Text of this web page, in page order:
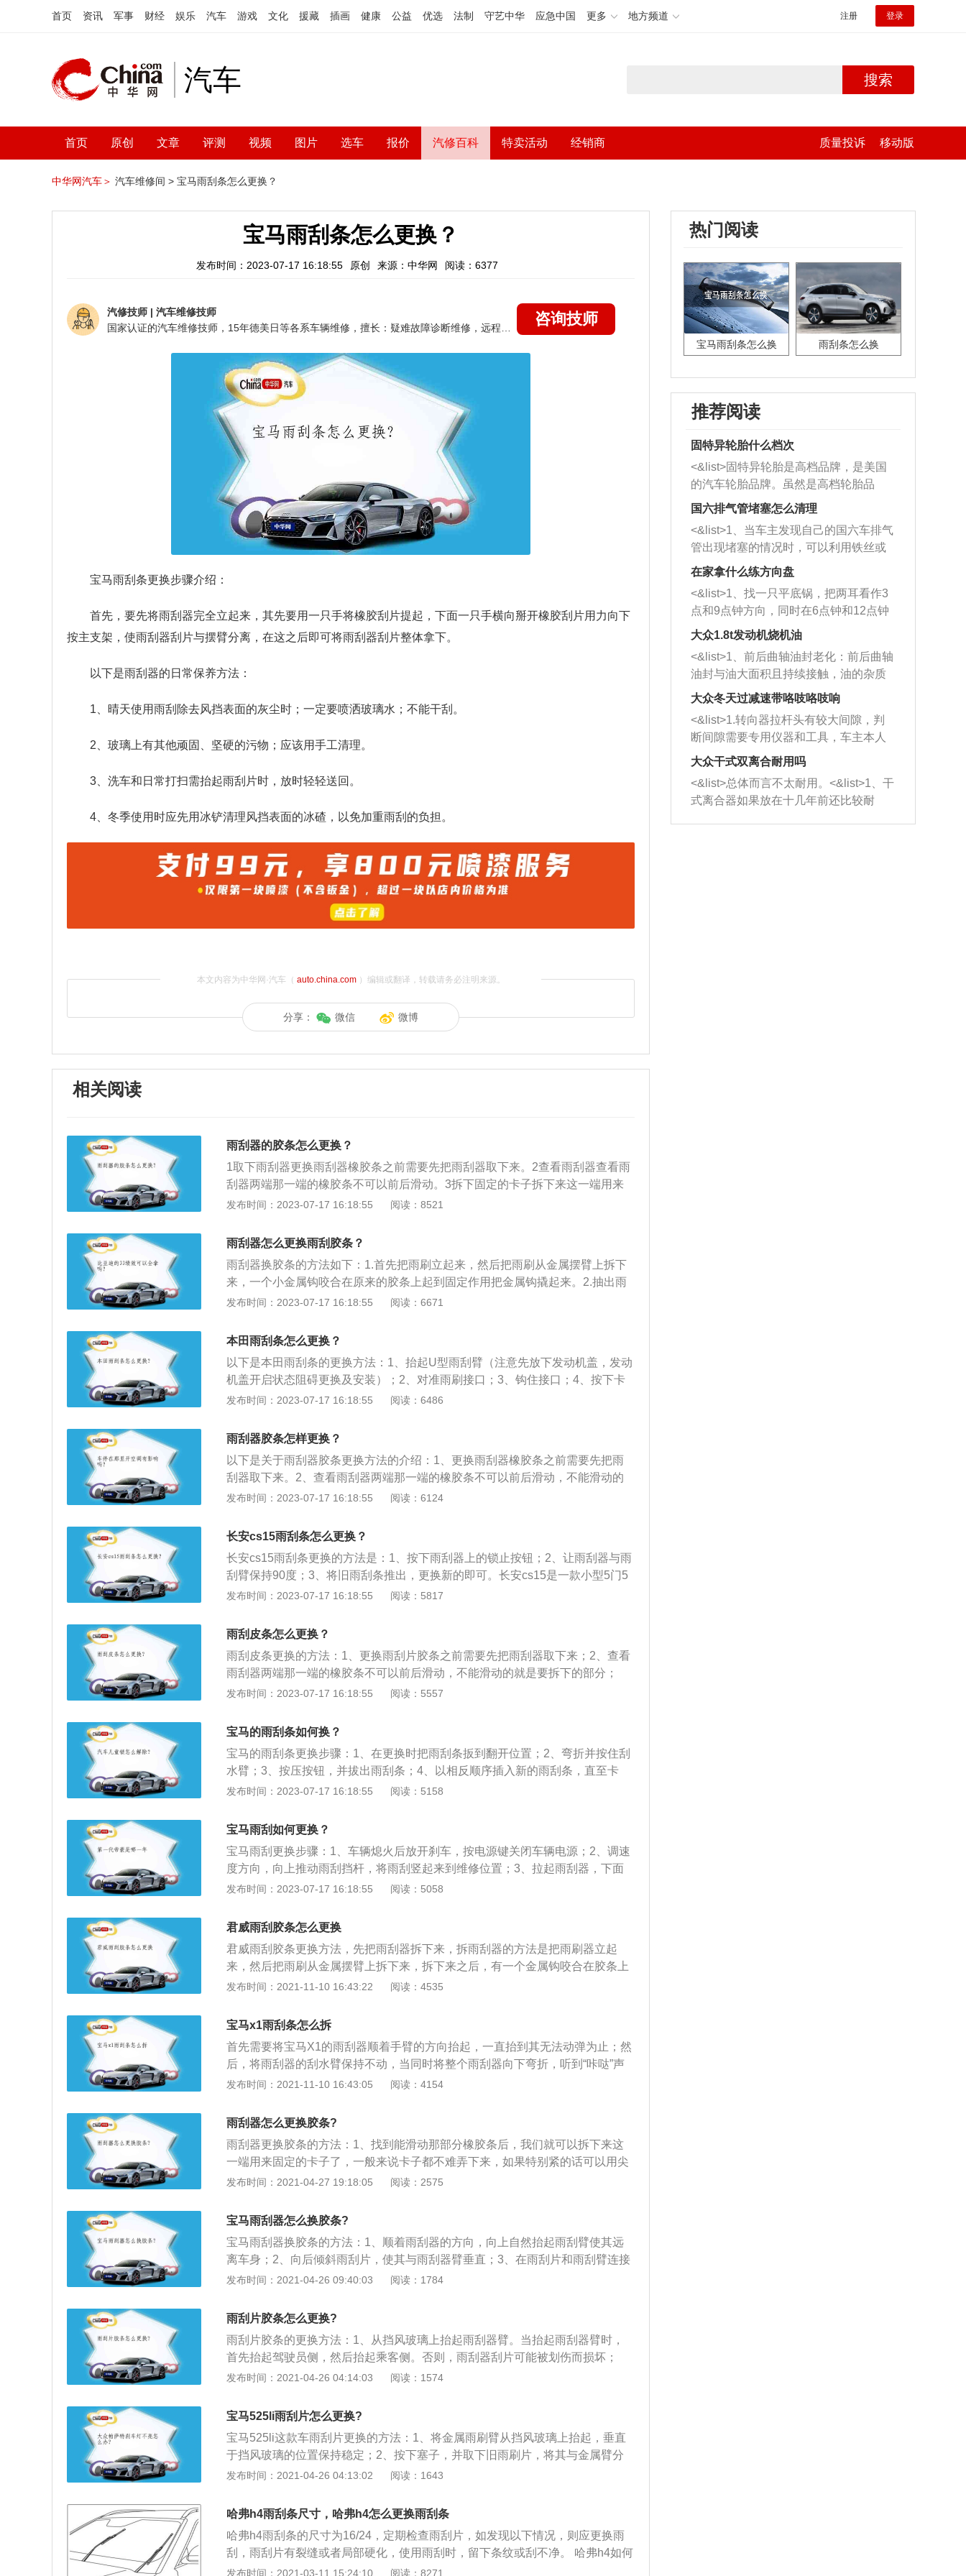
首页 资讯 军事 财经 娱乐 汽车 游戏 文化 援藏 插画 健康 公益 优选 法制 守艺中华 应急中国 更多 地方频道 注册 登录
汽车 搜索
首页 原创 文章 评测 视频 图片 选车 报价 汽修百科 特卖活动 经销商 质量投诉 移动版
中华网汽车＞ 汽车维修间 > 宝马雨刮条怎么更换？
宝马雨刮条怎么更换？
发布时间：2023-07-17 16:18:55 原创 来源：中华网 阅读：6377
汽修技师 | 汽车维修技师
咨询技师
宝马雨刮条更换步骤介绍：
首先，要先将雨刮器完全立起来，其先要用一只手将橡胶刮片提起，下面一只手横向掰开橡胶刮片用力向下
按主支架，使雨刮器刮片与摆臂分离，在这之后即可将雨刮器刮片整体拿下。
以下是雨刮器的日常保养方法：
1、晴天使用雨刮除去风挡表面的灰尘时；一定要喷洒玻璃水；不能干刮。
2、玻璃上有其他顽固、坚硬的污物；应该用手工清理。
3、洗车和日常打扫需抬起雨刮片时，放时轻轻送回。
4、冬季使用时应先用冰铲清理风挡表面的冰碴，以免加重雨刮的负担。
本文内容为中华网·汽车（ auto.china.com）编辑或翻译，转载请务必注明来源。
分享： 微信 微博
相关阅读
雨刮器的胶条怎么更换？
1取下雨刮器更换雨刮器橡胶条之前需要先把雨刮器取下来。2查看雨刮器查看雨
刮器两端那一端的橡胶条不可以前后滑动。3拆下固定的卡子拆下来这一端用来
固定的卡子。4取下胶条取下橡胶条。5安装新胶条安装新的雨刮器。
发布时间：2023-07-17 16:18:55 阅读：8521
雨刮器怎么更换雨刮胶条？
雨刮器换胶条的方法如下：1.首先把雨刷立起来，然后把雨刷从金属摆臂上拆下
来，一个小金属钩咬合在原来的胶条上起到固定作用把金属钩撬起来。2.抽出雨
刷器胶条撬开这一侧的雨刷器塑料堵头把新的胶条换上，盖上塑料堵头，夹紧金
器系统的核心。雨刮器电动机的质量要求相当高。它采用直流永磁电动机，安装
在前挡风玻璃上的雨刮器电动机一般与蜗轮蜗杆机械部分做成一体。蜗轮蜗杆机
构的作用是减速增扭，其输出轴带动四连杆机构，通过四连杆机构把连续的旋转
运动改变为左右摆动的运动。
发布时间：2023-07-17 16:18:55 阅读：6671
本田雨刮条怎么更换？
以下是本田雨刮条的更换方法：1、抬起U型雨刮臂（注意先放下发动机盖，发动
机盖开启状态阻碍更换及安装）；2、对准雨刷接口；3、钩住接口；4、按下卡
扣，完成安装；5、最后将雨刷轻轻放下，试喷水刮水看效果（不进行喷水再
时需要更换雨刮：1、挡风玻璃刮水后有多根横条纹；2、区域刮漏（这是橡胶条
老化造成）；3、抖动噪音（由于雨刮接头松动或间隙过大或角度调整不当）。
发布时间：2023-07-17 16:18:55 阅读：6486
雨刮器胶条怎样更换？
以下是关于雨刮器胶条更换方法的介绍：1、更换雨刮器橡胶条之前需要先把雨
刮器取下来。2、查看雨刮器两端那一端的橡胶条不可以前后滑动，不能滑动的
就是要拆下的部分。3、找到能滑动那部分橡胶条后，就可以拆下来这一端用来
解。4、卡子拆下来之后可以看到准备要更换的橡胶条通过一个金属扣固定在雨
刮器上面，接下来要用卡子之类的把这个金属扣撬起来，就可以取下橡胶条。
5、安装新的雨刮器橡胶条则只要按照刚才说的步骤反着进行就可以按照好，但
这里需要特别注意，固定橡胶条的金属扣一定要固定紧，否则橡胶条就会在使用
中产生位置的偏移，从而影响使用效果。
发布时间：2023-07-17 16:18:55 阅读：6124
长安cs15雨刮条怎么更换？
长安cs15雨刮条更换的方法是：1、按下雨刮器上的锁止按钮；2、让雨刮器与雨
刮臂保持90度；3、将旧雨刮条推出，更换新的即可。长安cs15是一款小型5门5
座suv，其车身尺寸是：长4135mm、宽1740mm、高1630mm，轴距为2520m
瓦，最大扭矩是145牛米，其驱动方式是前置前驱，前悬架使用了麦弗逊式独立
悬架，后悬架使用了扭力梁式非独立悬架。
发布时间：2023-07-17 16:18:55 阅读：5817
雨刮皮条怎么更换？
雨刮皮条更换的方法：1、更换雨刮片胶条之前需要先把雨刮器取下来；2、查看
雨刮器两端那一端的橡胶条不可以前后滑动，不能滑动的就是要拆下的部分；
3、找到能滑动那部分橡胶条后，就可以拆下来这一端用来固定的卡子，一般来
来之后可以看到准备要更换的橡胶条是通过一个金属扣固定在雨刮器上面的，接
下来只要用卡子之类的把这个金属扣撬起来，就可以取下橡胶条；5、安装新的
雨刮片胶条只要按照刚才说的步骤反着进行就即可，但这里需要特别注意的是，
固定橡胶条的金属扣一定要固定紧，否则橡胶条就会在使用中产生位置的偏移，
从而影响使用效果。
发布时间：2023-07-17 16:18:55 阅读：5557
宝马的雨刮条如何换？
宝马的雨刮条更换步骤：1、在更换时把雨刮条扳到翻开位置；2、弯折并按住刮
水臂；3、按压按钮，并拔出雨刮条；4、以相反顺序插入新的雨刮条，直至卡
入；5、翻回雨刮条。一般情况下每12个月检查一次雨刮片，不同车型之间的保
1、2、3系等车型。以宝马3系为例：其是宝马集团一款轿车产品，车身重量1465
千克，直列4缸汽油发动机。车身尺寸方面，宝马3系的长宽高分别为4734mm、
1811mm、1455mm。
发布时间：2023-07-17 16:18:55 阅读：5158
宝马雨刮如何更换？
宝马雨刮更换步骤：1、车辆熄火后放开刹车，按电源键关闭车辆电源；2、调速
度方向，向上推动雨刮挡杆，将雨刮竖起来到维修位置；3、拉起雨刮器，下面
垫一个毛巾或软质垫子，避免雨刮弹回打烂玻璃；4、把雨刮放平，取下旧的雨
其复位即可。更换雨刮注意事项：1、要在电源关闭的情况下操作替换雨刮；2、
拉起雨刮器后，下面要垫东西，防止玻璃被打烂。以宝马X7为例，其车身尺寸分
别为车长5163mm，车宽2000mm，车高1835mm，轴距达到3105mm。宝马X7
有xDrive40和xDrive50i两种动力配置车型，分别搭载3.0L涡轮增压直列六缸发动
机和4.4L双涡轮增压V8发动机，传动方面，均匹配8速自动变速箱和四驱系统。
发布时间：2023-07-17 16:18:55 阅读：5058
君威雨刮胶条怎么更换
君威雨刮胶条更换方法，先把雨刮器拆下来，拆雨刮器的方法是把雨刷器立起
来，然后把雨刷从金属摆臂上拆下来，拆下来之后，有一个金属钩咬合在胶条上
起固定作用，把金属钩翘起来，抽出雨刷胶条，再把雨刷器塑料堵头撬开，把新
器。雨刮胶条的品牌有博世、3M、法雷奥和卡卡等品牌，大品牌质量会相对好一
些。雨刮器采用的材料是PPO，它耐高温、热稳定性好、可长期在-127到120的
高温下使用，胶条采用的是丁晴，它的特性是耐热、耐油、耐磨、耐老化等，它
的性能比天然橡胶更好，更实用。雨刮的好坏很大程度上取决于它的胶条，好的
胶条是纯天然的硅胶做原料，很多次品都是一些合成橡胶，用起来质量差，很不
合成的橡胶条黑中泛白。检查胶条的弹性，好的胶条可以任意拉扯，次品的很容
易变形。
发布时间：2021-11-10 16:43:22 阅读：4535
宝马x1雨刮条怎么拆
首先需要将宝马X1的雨刮器顺着手臂的方向抬起，一直抬到其无法动弹为止；然
后，将雨刮器的刮水臂保持不动，当同时将整个雨刮器向下弯折，听到“咔哒”声
响的时候即可停止不动；最后，稍用力气的将内部的雨刮片抽出来并且将新的雨
需要对车辆的雨刮片进行检查，若雨刮片出现明显的裂纹、硬化等现象时，说明
雨刮片的使用寿命即将到了，建议及时对其更换，若继续使用该雨刮片，在使用
的过程当中很可能出现刮不干净的现象，更严重的还会导致对前挡风玻璃造成伤
害。
发布时间：2021-11-10 16:43:05 阅读：4154
雨刮器怎么更换胶条?
雨刮器更换胶条的方法：1、找到能滑动那部分橡胶条后，我们就可以拆下来这
一端用来固定的卡子了，一般来说卡子都不难弄下来，如果特别紧的话可以用尖
嘴钳子协助拆解；2、卡子拆下来之后我们可以看到准备要更换的橡胶条是通过
起来，就可以取下橡胶条了；3、安装新的雨刮器橡胶条则只要按照刚才说的步
骤反着进行就可以按照好了，但这里需要特别注意的是，固定橡胶条的金属扣一
定要固定紧，否则橡胶条就会在使用中产生位置的偏移，从而影响使用效果。
发布时间：2021-04-27 19:18:05 阅读：2575
宝马雨刮器怎么换胶条?
宝马雨刮器换胶条的方法：1、顺着雨刮器的方向，向上自然抬起雨刮臂使其远
离车身；2、向后倾斜雨刮片，使其与雨刮器臂垂直；3、在雨刮片和雨刮臂连接
的地方找到固定的卡扣；4、向外拉动卡舌，然后将雨刮片向外撑开；5、然后将
来。接着更换雨刮器胶条，注意图示帽盖方向才有搭钩，另一边是没有的。在对
应的端口，用一字螺丝刀慢慢插进1cm左右，太大力会损伤盖子；6、用抹布裹住
盖子往外拉，徒手拔开容易受伤。拔开帽盖后就能见到搭钩的庐山真面目了，用
螺丝刀轻轻撬开搭钩，用力过猛很容易撬断。
发布时间：2021-04-26 09:40:03 阅读：1784
雨刮片胶条怎么更换?
雨刮片胶条的更换方法：1、从挡风玻璃上抬起雨刮器臂。当抬起雨刮器臂时，
首先抬起驾驶员侧，然后抬起乘客侧。否则，雨刮器刮片可能被划伤而损坏；
2、按下并按住释放凸耳A。然后沿着雨刮器臂移动雨刮器刮片以拆下；3、取下
后可以使用喷水功能试喷水然后再观察刮水情况。
发布时间：2021-04-26 04:14:03 阅读：1574
宝马525li雨刮片怎么更换?
宝马525li这款车雨刮片更换的方法：1、将金属雨刷臂从挡风玻璃上抬起，垂直
于挡风玻璃的位置保持稳定；2、按下塞子，并取下旧雨刷片，将其与金属臂分
开；3、插入新的刮水器，轻轻转动新刮片；4、直至挂钩卡入到位以固定它，将
发布时间：2021-04-26 04:13:02 阅读：1643
哈弗h4雨刮条尺寸，哈弗h4怎么更换雨刮条
哈弗h4雨刮条的尺寸为16/24，定期检查雨刮片，如发现以下情况，则应更换雨
刮，雨刮片有裂缝或者局部硬化，使用雨刮时，留下条纹或刮不净。 哈弗h4如何
更换雨刮条图解如下：将点火开关切换至LOCK模式，垂直方向盘向上拉起雨刮
发布时间：2021-03-11 15:24:10 阅读：8271
热门阅读
宝马雨刮条怎么换 雨刮条怎么换
推荐阅读
固特异轮胎什么档次
<&list>固特异轮胎是高档品牌，是美国
的汽车轮胎品牌。虽然是高档轮胎品
牌，但是中高低端的轮胎都有生产，这
也是为了更好的开拓市场。
国六排气管堵塞怎么清理
<&list>1、当车主发现自己的国六车排气
管出现堵塞的情况时，可以利用铁丝或
者是细棍，直接将杂物给取出来，如果
堵塞情况比较严重，也可以采取应急措
施。 <&list>2、直接利用木棍将所有的
杂物推到排气管里面的位置处，然后将
三元催化器拆解开，就可以将堵塞的东
西取出来。但如果是因为积碳过多引起
的堵塞，就需要将三元催化器泡在草酸
洗剂对堵塞的情况得到解决，将清洗剂
放在燃油箱中，与燃油混合后，车辆启
动时，就可以和汽油一起进入到燃烧
室，最后形成废气排出，就可以让三元
催化器得到清洗，排气管堵塞的情况就
能够得到解决。
在家拿什么练方向盘
<&list>1、找一只平底锅，把两耳看作3
点和9点钟方向，同时在6点钟和12点钟
方向做一个标记。 <&list>2、双手握住
一圈半的练习，往右同样也要打相同的
圈数。 <&list>3、最后强调要反复练
习，这样就可以形成肌肉记忆，在真实
驾驶车辆时，不需要记忆也能打好方
向。
大众1.8t发动机烧机油
<&list>1、前后曲轴油封老化：前后曲轴
油封与油大面积且持续接触，油的杂质
和发动机内持续温度变化使其密封效果
逐渐减弱，导致渗油或漏油。<&list>2、
活塞间隙过大：积碳会使活塞环与缸体
的间隙扩大，导致机油流入燃烧室中，
造成烧机油。<&list>3、机油粘度。使用
机油粘度过小的话，同样会有烧机油现
象，机油粘度过小具有很好的流动性，
大众冬天过减速带咯吱咯吱响
<&list>1.转向器拉杆头有较大间隙，判
断间隙需要专用仪器和工具，车主本人
无法制作，需要将车辆送到修理厂或4s
店；<&list>2.车辆半轴套管防尘罩破
裂，破裂后会出现漏油现象，使半轴磨
损严重，磨损的半轴容易损坏，产生异
响；<&list>3.稳定器的转向胶套和球头
大众干式双离合耐用吗
<&list>总体而言不太耐用。<&list>1、干
式离合器如果放在十几年前还比较耐